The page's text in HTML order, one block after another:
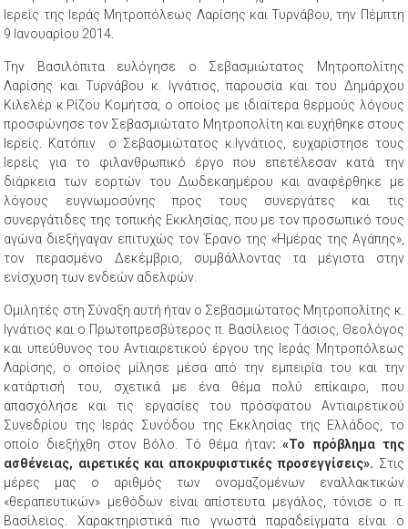
Ιερείς της Ιεράς Μητροπόλεως Λαρίσης και Τυρνάβου, την Πέμπτη
9 Ιανουαρίου 2014.
Την Βασιλόπιτα ευλόγησε ο Σεβασμιώτατος Μητροπολίτης
Λαρίσης και Τυρνάβου κ. Ιγνάτιος, παρουσία και του Δημάρχου
Κιλελέρ κ.Ρίζου Κομήτσα, ο οποίος με ιδιαίτερα θερμούς λόγους
προσφώνησε τον Σεβασμιώτατο Μητροπολίτη και ευχήθηκε στους
Ιερείς. Κατόπιν ο Σεβασμιώτατος κ.Ιγνάτιος, ευχαρίστησε τους
Ιερείς για το φιλανθρωπικό έργο που επετέλεσαν κατά την
διάρκεια των εορτών του Δωδεκαημέρου και αναφέρθηκε με
λόγους ευγνωμοσύνης προς τους συνεργάτες και τις
συνεργάτιδες της τοπικής Εκκλησίας, που με τον προσωπικό τους
αγώνα διεξήγαγαν επιτυχώς τον Έρανο της «Ημέρας της Αγάπης»,
τον περασμένο Δεκέμβριο, συμβάλλοντας τα μέγιστα στην
ενίσχυση των ενδεών αδελφών.
Ομιλητές στη Σύναξη αυτή ήταν ο Σεβασμιώτατος Μητροπολίτης κ.
Ιγνάτιος και ο Πρωτοπρεσβύτερος π. Βασίλειος Τάσιος, Θεολόγος
και υπεύθυνος του Αντιαιρετικού έργου της Ιεράς Μητροπόλεως
Λαρίσης, ο οποίος μίλησε μέσα από την εμπειρία του και την
κατάρτισή του, σχετικά με ένα θέμα πολύ επίκαιρο, που
απασχόλησε και τις εργασίες του πρόσφατου Αντιαιρετικού
Συνεδρίου της Ιεράς Συνόδου της Εκκλησίας της Ελλάδος, το
οποίο διεξήχθη στον Βόλο. Τό θέμα ήταν: «Το πρόβλημα της
ασθένειας, αιρετικές και αποκρυφιστικές προσεγγίσεις». Στις
μέρες μας ο αριθμός των ονομαζομένων εναλλακτικών
«θεραπευτικών» μεθόδων είναι απίστευτα μεγάλος, τόνισε ο π.
Βασίλειος. Χαρακτηριστικά πιο γνωστά παραδείγματα είναι ο